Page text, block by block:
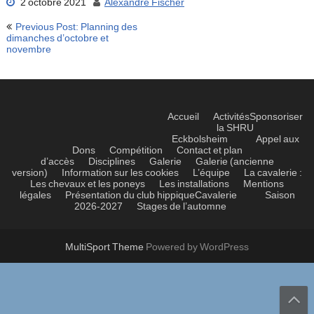
2 octobre 2021 Alexandre Fischer
Navigation
de
Previous Post: Planning des
dimanches d’octobre et
novembre
Accueil ActivitésSponsoriser
la SHRU
Eckbolsheim
Appel aux
Dons
Compétition
Contact et plan
d’accès
Disciplines Galerie
Galerie (ancienne
version)
Information sur les cookies L’équipe
La cavalerie :
Les chevaux et les poneys
Les installations
Mentions
légales
Présentation du club hippiqueCavalerie
Saison
2026-2027
Stages de l’automne
MultiSport Theme Powered by WordPress